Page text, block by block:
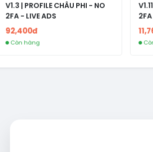
V1.3 | PROFILE CHÂU PHI - NO
2FA - LIVE ADS
92,400đ
Còn hàng